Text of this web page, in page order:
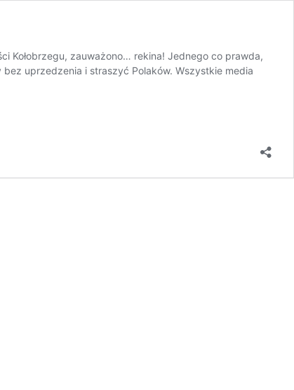
Kołobrzegu, zauważono… rekina! Jednego co prawda,
uprzedzenia i straszyć Polaków. Wszystkie media